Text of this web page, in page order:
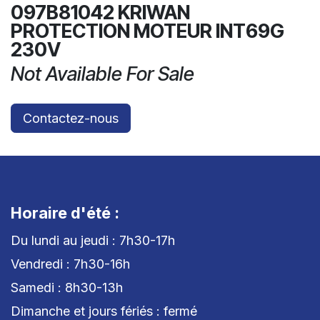
097B81042 KRIWAN
PROTECTION MOTEUR INT69G
230V
Not Available For Sale
Contactez-nous
Horaire d'été :
Du lundi au jeudi : 7h30-17h
Vendredi : 7h30-16h
Samedi : 8h30-13h
Dimanche et jours fériés : fermé